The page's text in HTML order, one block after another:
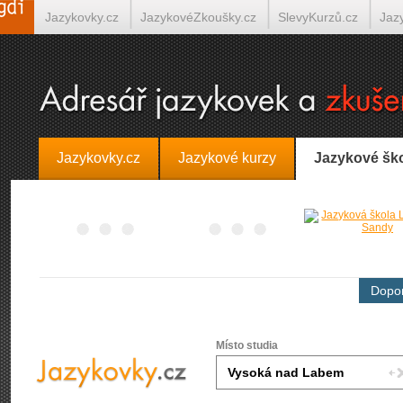
Jazykovky.cz Jazykové kurzy Jazykové
Místo studia
Jazykovky.cz JazykovéZkoušky.cz SlevyKurzů.cz
Španělština on-line Italština on-line Tlumočení-